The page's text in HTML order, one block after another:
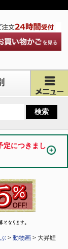
定につきまし
>動物画 > 大昇鯉